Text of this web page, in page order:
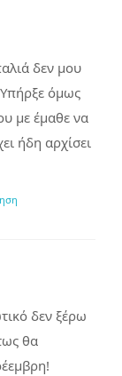
δεν μου
όμως
με έμαθε να
ήδη αρχίσει
δεν ξέρω
θα